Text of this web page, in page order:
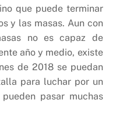
que puede terminar
y las masas. Aun con
no es capaz de
año y medio, existe
de 2018 se puedan
para luchar por un
pasar muchas